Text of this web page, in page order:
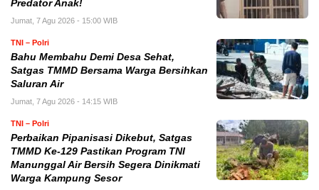
Predator Anak!
Jumat, 7 Agu 2026 - 15:00 WIB
TNI – Polri
Bahu Membahu Demi Desa Sehat,
Satgas TMMD Bersama Warga Bersihkan
Saluran Air
Jumat, 7 Agu 2026 - 14:15 WIB
TNI – Polri
Perbaikan Pipanisasi Dikebut, Satgas
TMMD Ke-129 Pastikan Program TNI
Manunggal Air Bersih Segera Dinikmati
Warga Kampung Sesor